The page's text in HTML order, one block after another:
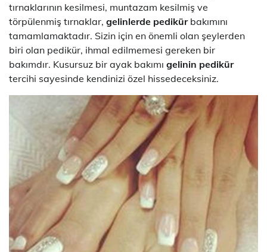
tırnaklarının kesilmesi, muntazam kesilmiş ve
törpülenmiş tırnaklar, gelinlerde pedikür bakımını
tamamlamaktadır. Sizin için en önemli olan şeylerden
biri olan pedikür, ihmal edilmemesi gereken bir
bakımdır. Kusursuz bir ayak bakımı gelinin pedikür
tercihi sayesinde kendinizi özel hissedeceksiniz.